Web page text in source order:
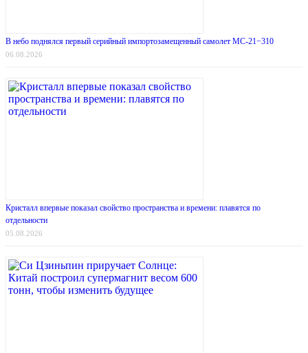
В небо поднялся первый серийный импортозамещенный самолет МС-21−310
06.08.2026
Кристалл впервые показал свойство пространства и времени: плавятся по
отдельности
05.08.2026